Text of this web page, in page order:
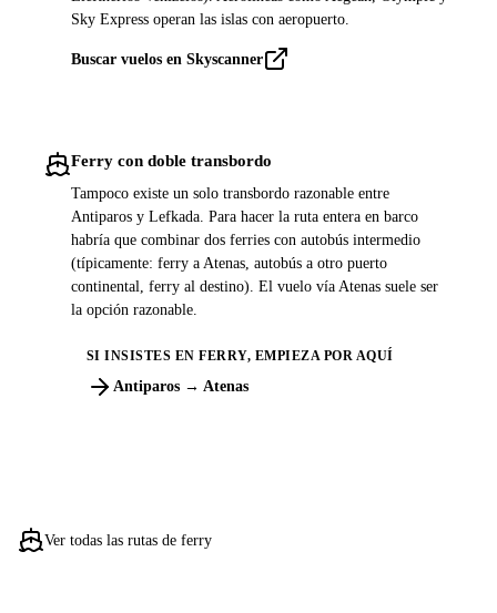
Sky Express operan las islas con aeropuerto.
Buscar vuelos en Skyscanner
Ferry con doble transbordo
Tampoco existe un solo transbordo razonable entre
Antiparos y Lefkada. Para hacer la ruta entera en barco
habría que combinar dos ferries con autobús intermedio
(típicamente: ferry a Atenas, autobús a otro puerto
continental, ferry al destino). El vuelo vía Atenas suele ser
la opción razonable.
SI INSISTES EN FERRY, EMPIEZA POR AQUÍ
Antiparos → Atenas
Ver todas las rutas de ferry